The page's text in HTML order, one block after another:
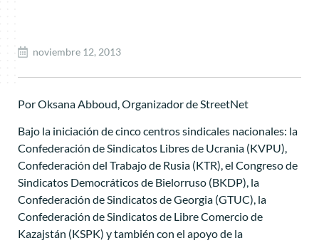
noviembre 12, 2013
Por Oksana Abboud, Organizador de StreetNet
Bajo la iniciación de cinco centros sindicales nacionales: la
Confederación de Sindicatos Libres de Ucrania (KVPU),
Confederación del Trabajo de Rusia (KTR), el Congreso de
Sindicatos Democráticos de Bielorruso (BKDP), la
Confederación de Sindicatos de Georgia (GTUC), la
Confederación de Sindicatos de Libre Comercio de
Kazajstán (KSPK) y también con el apoyo de la